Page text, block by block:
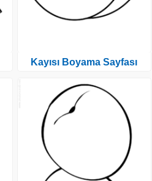
Kayısı Boyama Sayfası